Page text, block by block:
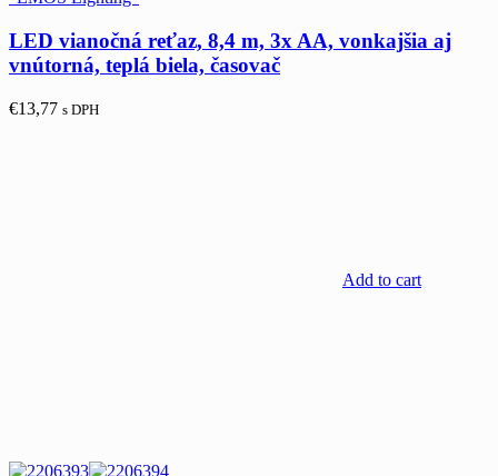
LED vianočná reťaz, 8,4 m, 3x AA, vonkajšia aj
vnútorná, teplá biela, časovač
€13,77 s DPH
Add to cart